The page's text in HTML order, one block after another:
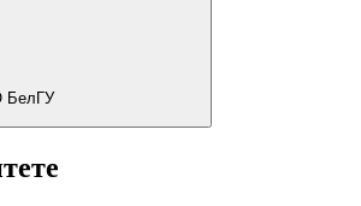
БелГУ